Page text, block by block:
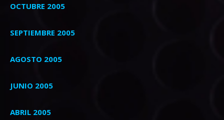
OCTUBRE 2005
SEPTIEMBRE 2005
AGOSTO 2005
JUNIO 2005
ABRIL 2005